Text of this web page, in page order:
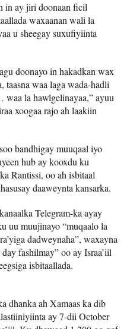
in ay jiri doonaan ficil
waxaanan wali la
u sheegay suxufiyiinta
doonayo in hakadkan wax
taasna waa laga wada-hadli
la hawlgelinayaa,” ayuu
xoogaa rajo ah laakiin
bandhigay muuqaal iyo
hub ay kooxdu ku
Rantissi, oo ah isbitaal
daaweynta kansarka.
Telegram-ka ayay
uu muujinayo “muqaalo la
dadweynaha”, waxayna
fashilmay” oo ay Israa’iil
isbitaallada.
dhanka ah Xamaas ka dib
ay 7-dii October